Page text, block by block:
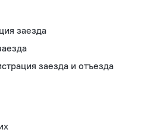
заезда
заезда и отъезда